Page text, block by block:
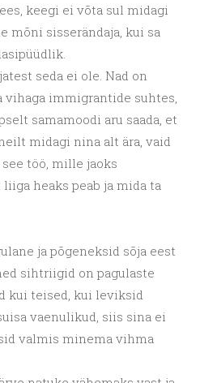
keegi ei võta sul midagi
mõni sisserändaja, kui sa
seda ei ole. Nad on
vihaga immigrantide suhtes,
samamoodi aru saada, et
midagi nina alt ära, vaid
töö, mille jaoks
heaks peab ja mida ta
ja põgeneksid sõja eest
sihtriigid on pagulaste
kui teised, kui leviksid
vaenulikud, siis sina ei
valmis minema vihma